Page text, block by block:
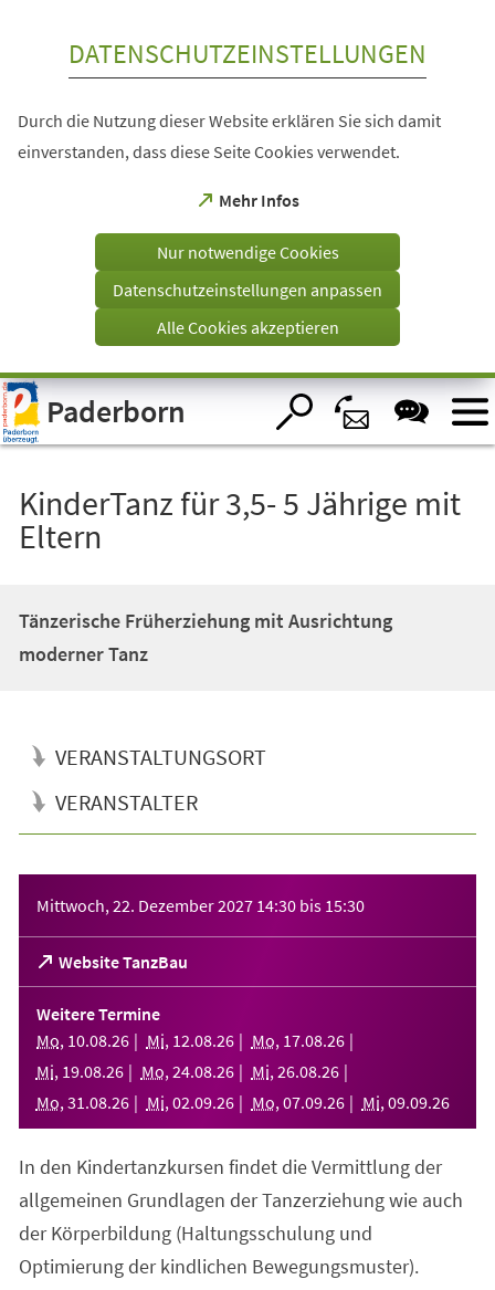
Visuelle
Assistenzsoftware
öffnen.
DATENSCHUTZEINSTELLUNGEN
Durch die Nutzung dieser Website erklären Sie sich damit
einverstanden, dass diese Seite Cookies verwendet.
Mehr Infos
(Öffnet
einem
Tab)
Nur notwendige Cookies
Datenschutzeinstellungen anpassen
Alle Cookies akzeptieren
Paderborn
KinderTanz für 3,5- 5 Jährige mit
Eltern
Tänzerische Früherziehung mit Ausrichtung
moderner Tanz
VERANSTALTUNGSORT
VERANSTALTER
Mittwoch, 22. Dezember 2027 14:30 bis 15:30
Website TanzBau
(Öffnet
in
einem
neuen
Tab)
Weitere Termine
Mo, 10.08.26 Mi, 12.08.26 Mo, 17.08.26
Mi, 19.08.26 Mo, 24.08.26 Mi, 26.08.26
Mo, 31 .08.26 Mi, 02.09.26 Mo, 07.09.26 Mi, 09.09.26
In den Kindertanzkursen findet die Vermittlung der
allgemeinen Grundlagen der Tanzerziehung wie auch
der Körperbildung (Haltungsschulung und
Optimierung der kindlichen Bewegungsmuster).